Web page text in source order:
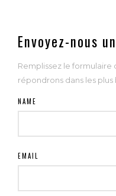
Envoyez-nous
Remplissez le formulaire
répondrons dans les plus
NAME
EMAIL